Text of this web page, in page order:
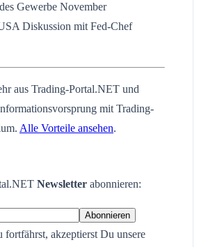
Gewerbe November
Diskussion mit Fed-Chef
aus Trading-Portal.NET und
mit Trading-
Alle Vorteile ansehen.
Newsletter abonnieren:
fortfährst, akzeptierst Du unsere